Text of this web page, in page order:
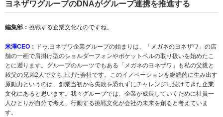
ヨネザワグループのDNAがグループ連携を推進する
編集部： 挑戦する企業文化なのですね。
米澤CEO ： ドゥ.ヨネザワ企業グループの始まりは、「メガネのヨネザワ」の店
舗の一画で肩掛け型のショルダーフォンやポケットベルの取り扱いを始めたこ
とに遡ります。グループのルーツでもある「メガネのヨネザワ」も私の父親と
叔父の兄弟2人で立ち上げた会社です。このイノベーションを継続的に生み出す
原動力というのは、創業当初から失敗を恐れずにチャレンジし続けてきた企業
文化にあると思います。我々グループでは、企業が成長していくために社員一
人ひとりが自分で考え、行動する挑戦文化が会社の未来を創ると考えていま
す。